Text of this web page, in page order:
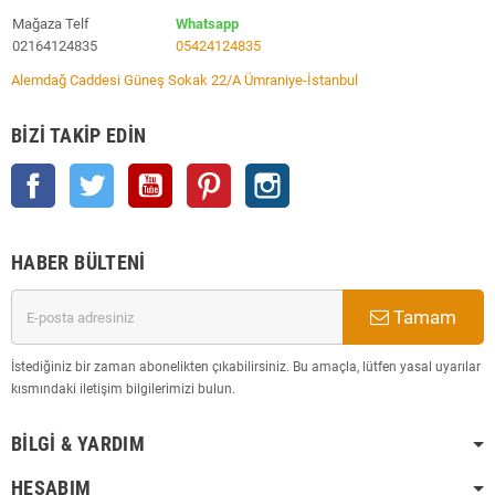
Mağaza Telf
02164124835
Whatsapp
05424124835
Alemdağ Caddesi Güneş Sokak 22/A Ümraniye-İstanbul
BIZI TAKIP EDIN
Facebook Twitter YouTube Pinterest
HABER BÜLTENI
Tamam
İstediğiniz bir zaman abonelikten çıkabilirsiniz. Bu amaçla, lütfen yasal uyarılar
kısmındaki iletişim bilgilerimizi bulun.
BILGI & YARDIM
HESABIM